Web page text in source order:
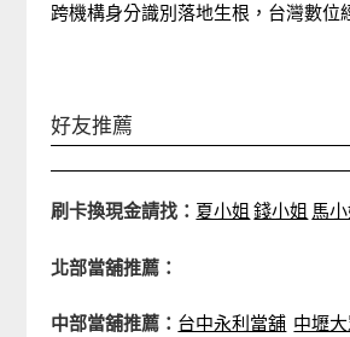
跨機構身分識別落地生根，台灣數位
好友推薦
刷卡換現金請找： 夏小姐 錢小姐 馬
北部當舖推薦：
中部當舖推薦： 台中永利當舖 中壢